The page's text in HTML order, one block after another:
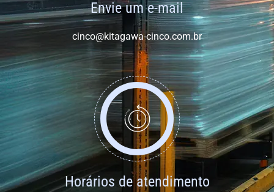
Envie um e-mail
cinco@kitagawa-cinco.com.br
Horários de atendimento